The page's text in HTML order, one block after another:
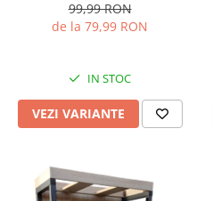
99,99 RON
de la 79,99 RON
IN STOC
VEZI VARIANTE